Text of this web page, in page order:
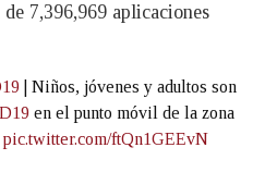
7,396,969 aplicaciones
| Niños, jóvenes y adultos son
en el punto móvil de la zona
pic.twitter.com/ftQn1GEEvN